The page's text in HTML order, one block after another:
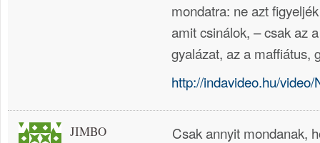
mondatra: ne azt
amit csinálok, – csak az
gyalázat, az a maffiátus,
http://indavideo.hu/
JIMBO
Csak annyit mondanak,